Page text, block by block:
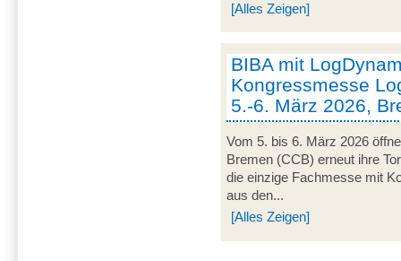
[Alles Zeigen]
BIBA mit
Kongressmesse
5.-6. März 2026,
Vom 5. bis 6. März 2026
Bremen (CCB) erneut ihre
die einzige Fachmesse mit
aus den...
[Alles Zeigen]